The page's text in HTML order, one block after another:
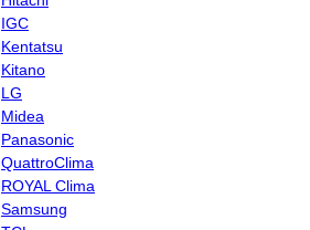
IGC
Kentatsu
Kitano
LG
Midea
Panasonic
QuattroClima
ROYAL Clima
Samsung